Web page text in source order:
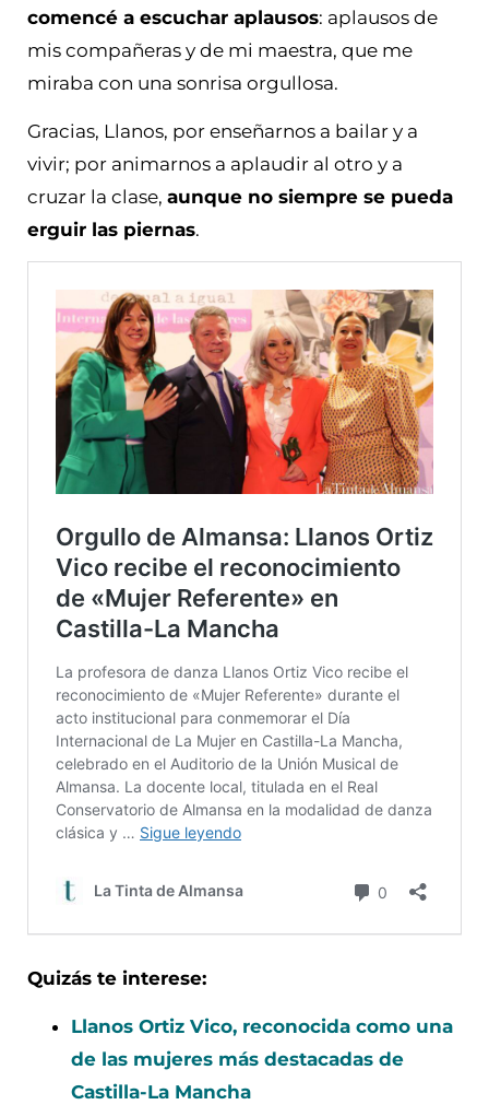
comencé a escuchar aplausos: aplausos de
mis compañeras y de mi maestra, que me
miraba con una sonrisa orgullosa.
Gracias, Llanos, por enseñarnos a bailar y a
vivir; por animarnos a aplaudir al otro y a
cruzar la clase, aunque no siempre se pueda
erguir las piernas.
Quizás te interese:
Llanos Ortiz Vico, reconocida como una
de las mujeres más destacadas de
Castilla-La Mancha